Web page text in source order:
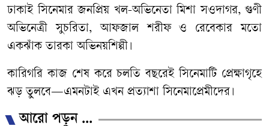
ঢাকাই সিনেমার জনপ্রিয় খল-অভিনেতা মিশা সওদাগর, গুণী
অভিনেত্রী সুচরিতা, আফজাল শরীফ ও রেবেকার মতো
একঝাঁক তারকা অভিনয়শিল্পী।
​কারিগরি কাজ শেষ করে চলতি বছরেই সিনেমাটি প্রেক্ষাগৃহে
ঝড় তুলবে—এমনটাই এখন প্রত্যাশা সিনেমাপ্রেমীদের।
আরো পড়ুন ...